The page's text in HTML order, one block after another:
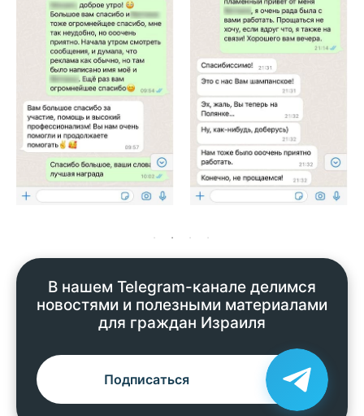
В нашем Telegram-канале делимся
новостями и полезными материалами
для граждан Израиля
Подписаться